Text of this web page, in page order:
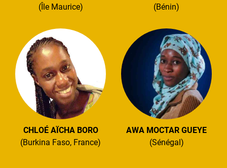
(Île Maurice)
(Bénin)
CHLOÉ AÏCHA BORO
(Burkina Faso, France)
AWA MOCTAR GUEYE
(Sénégal)